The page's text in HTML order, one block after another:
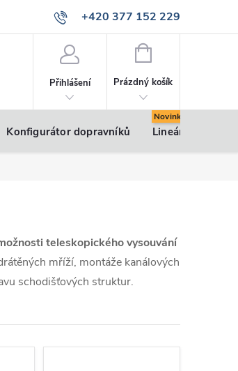
+420 377 152 229
info@vsk-profily.cz
Přihlášení
NÁKUPNÍ
Prázdný košík
Konfigurátor dopravníků Lineární pohony
teleskopického vysouvání
mříží, montáže kanálových
schodišťových struktur.